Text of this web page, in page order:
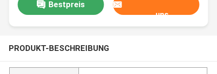
Bestpreis
uns
PRODUKT-BESCHREIBUNG